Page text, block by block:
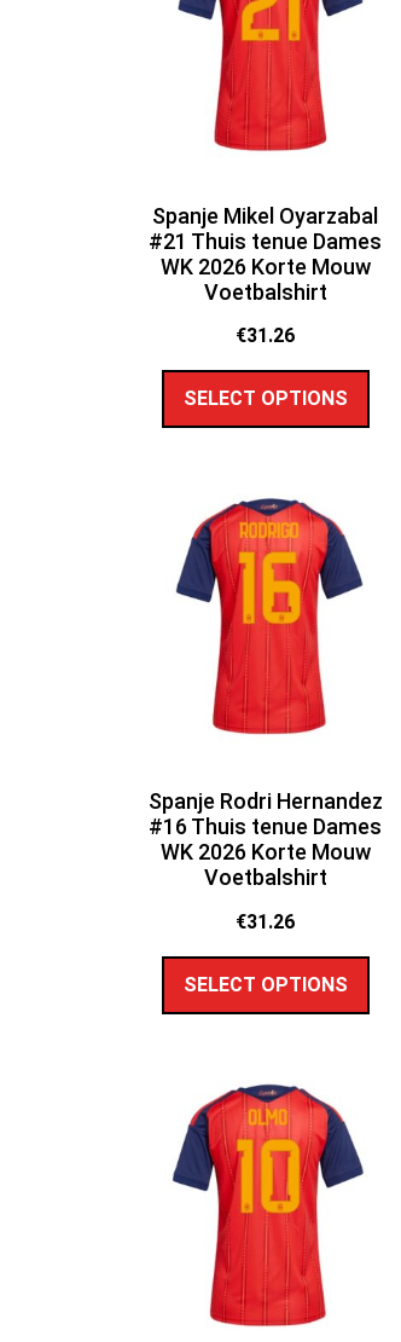
Spanje Mikel Oyarzabal
#21 Thuis tenue Dames
WK 2026 Korte Mouw
Voetbalshirt
€31.26
SELECT OPTIONS
Spanje Rodri Hernandez
#16 Thuis tenue Dames
WK 2026 Korte Mouw
Voetbalshirt
€31.26
SELECT OPTIONS